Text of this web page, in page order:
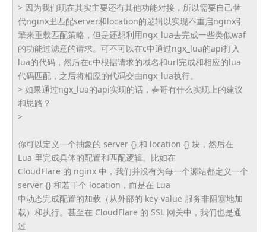
> 因为我们现在其实主要还有其他功能对接， 所以需要自己替
代nginx里匹配server和location的逻辑以实现不重启nginx引
擎来重载匹配策略， 但是还想利用ngx_ lua去完成一些类似waf
的功能过滤意的请求。 可不可以在c中通过ngx_lua的api打入
lua的代码， 然后在c中根据请求的域名和url完成和相应的lua
代码匹配， 之后将相应的代码交由ngx_lua执行。
> 如果通过ngx_lua的api实现的话， 春哥有什么实现上的建议
和思路？
>
你可以定义一个抽象的 server {} 和 location {} 块，然后在
Lua 里完成具体的配置和匹配逻辑。比如在
CloudFlare 的 nginx 中，我们并没有为每一个源站都定义一个
server {} 和若干个 location，而是在 Lua
中动态完成配置的加载（从外部的 key-value 服务非阻塞地加
载）和执行。甚至在 CloudFlare 的 SSL 网关中，我们也是通
过